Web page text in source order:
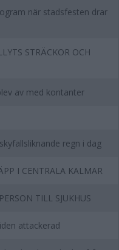
när stadsfesten drar
STRÄCKOR OCH
av med kontanter
regn i dag
I CENTRALA KALMAR
TILL SJUKHUS
attackerad